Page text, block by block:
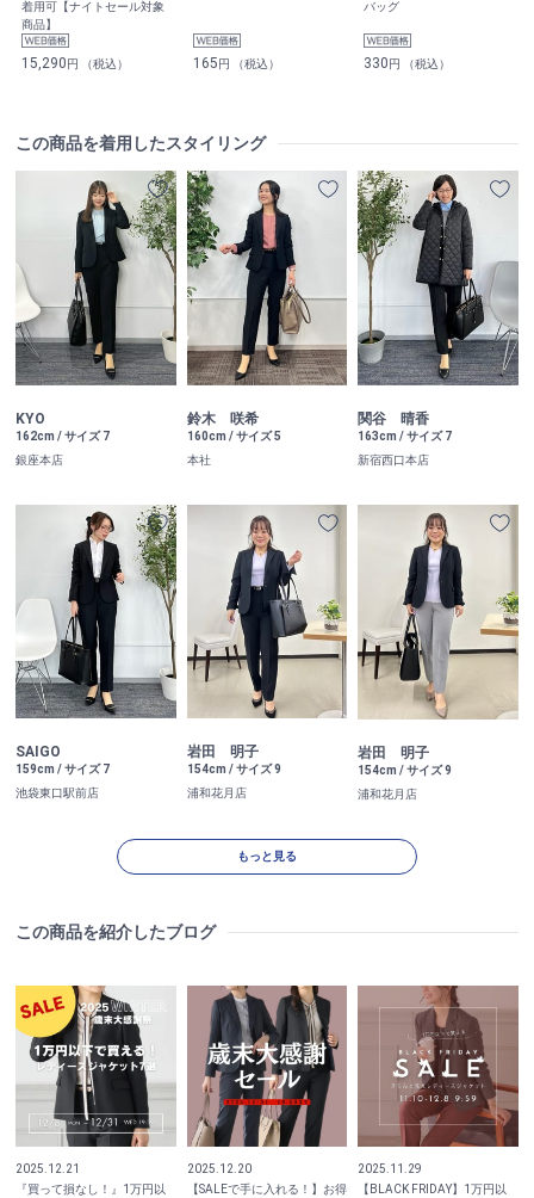
着用可【ナイトセール対象
商品】
15,290円 （税込） 165円 （税込）
バッグ
330円 （税込）
この商品を着用したスタイリング
KYO
162cm / サイズ 7
銀座本店
鈴木 咲希
160cm / サイズ 5
本社
関谷 晴香
163cm / サイズ 7
新宿西口本店
SAIGO
159cm / サイズ 7
池袋東口駅前店
岩田 明子
154cm / サイズ 9
浦和花月店
岩田 明子
154cm / サイズ 9
浦和花月店
もっと見る
この商品を紹介したブログ
2025.12.21
『買って損なし！』1万円以
2025.12.20
【SALEで手に入れる！】お得
2025.11.29
【BLACK FRIDAY】1万円以